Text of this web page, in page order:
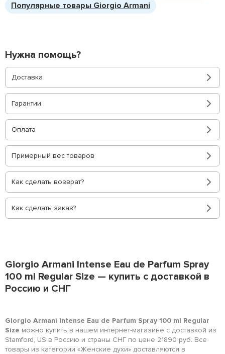
Популярные товары Giorgio Armani
Нужна помощь?
Доставка
Гарантии
Оплата
Примерный вес товаров
Как сделать возврат?
Как сделать заказ?
Giorgio Armani Intense Eau de Parfum Spray
100 ml Regular Size — купить с доставкой в
Россию и СНГ
Giorgio Armani Intense Eau de Parfum Spray 100 ml Regular
Size можно купить в нашем интернет-магазине с доставкой из
Stamford, US в Россию и страны СНГ по цене 21890 руб. Все
товары из категории «Женские духи» доставляются в